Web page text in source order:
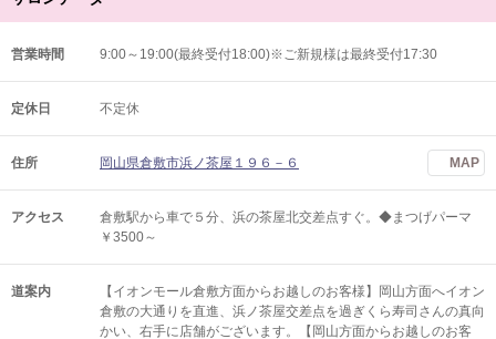
営業時間 9:00～19:00(最終受付18:00)※ご新規様は最終受付17:30
定休日 不定休
住所 岡山県倉敷市浜ノ茶屋１９６－６ MAP
アクセス
倉敷駅から車で５分、浜の茶屋北交差点すぐ。◆まつげパーマ
￥3500～
道案内
【イオンモール倉敷方面からお越しのお客様】岡山方面へイオン
倉敷の大通りを直進、浜ノ茶屋交差点を過ぎくら寿司さんの真向
かい、右手に店舗がございます。【岡山方面からお越しのお客